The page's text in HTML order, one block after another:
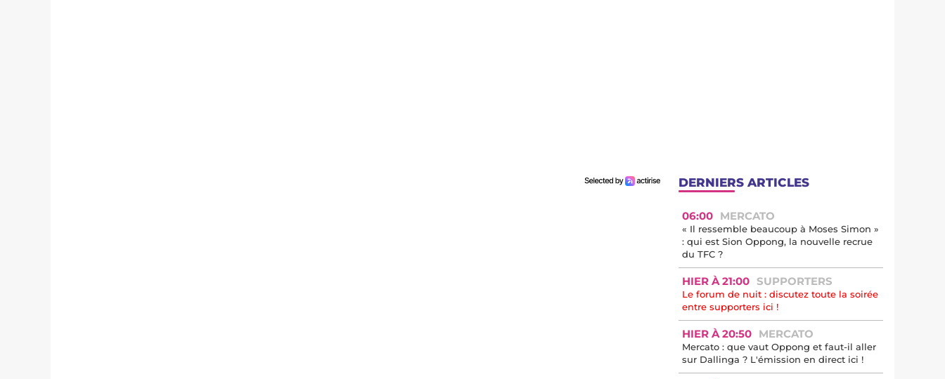
DERNIERS ARTICLES
06:00 MERCATO
« Il ressemble beaucoup à Moses Simon »
: qui est Sion Oppong, la nouvelle recrue
du TFC ?
HIER À 21:00 SUPPORTERS
Le forum de nuit : discutez toute la soirée
entre supporters ici !
HIER À 20:50 MERCATO
Mercato : que vaut Oppong et faut-il aller
sur Dallinga ? L'émission en direct ici !